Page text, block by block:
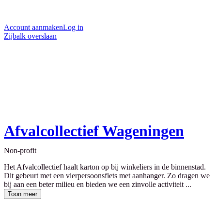
Account aanmakenLog in
Zijbalk overslaan
Afvalcollectief Wageningen
Non-profit
Het Afvalcollectief haalt karton op bij winkeliers in de binnenstad.
Dit gebeurt met een vierpersoonsfiets met aanhanger. Zo dragen we
bij aan een beter milieu en bieden we een zinvolle activiteit ...
Toon meer